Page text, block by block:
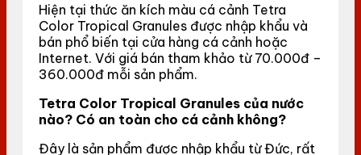
Hiện tại thức ăn kích màu cá cảnh Tetra
Color Tropical Granules được nhập khẩu và
bán phổ biến tại cửa hàng cá cảnh hoặc
Internet. Với giá bán tham khảo từ 70.000đ –
360.000đ mỗi sản phẩm.
Tetra Color Tropical Granules của nước
nào? Có an toàn cho cá cảnh không?
Đây là sản phẩm được nhập khẩu từ Đức, rất